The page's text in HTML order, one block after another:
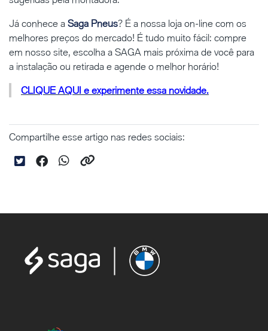
Já conhece a Saga Pneus? É a nossa loja on-line com os
melhores preços do mercado! É tudo muito fácil: compre
em nosso site, escolha a SAGA mais próxima de você para
a instalação ou retirada e agende o melhor horário!
CLIQUE AQUI e experimente essa novidade.
Compartilhe esse artigo nas redes sociais: